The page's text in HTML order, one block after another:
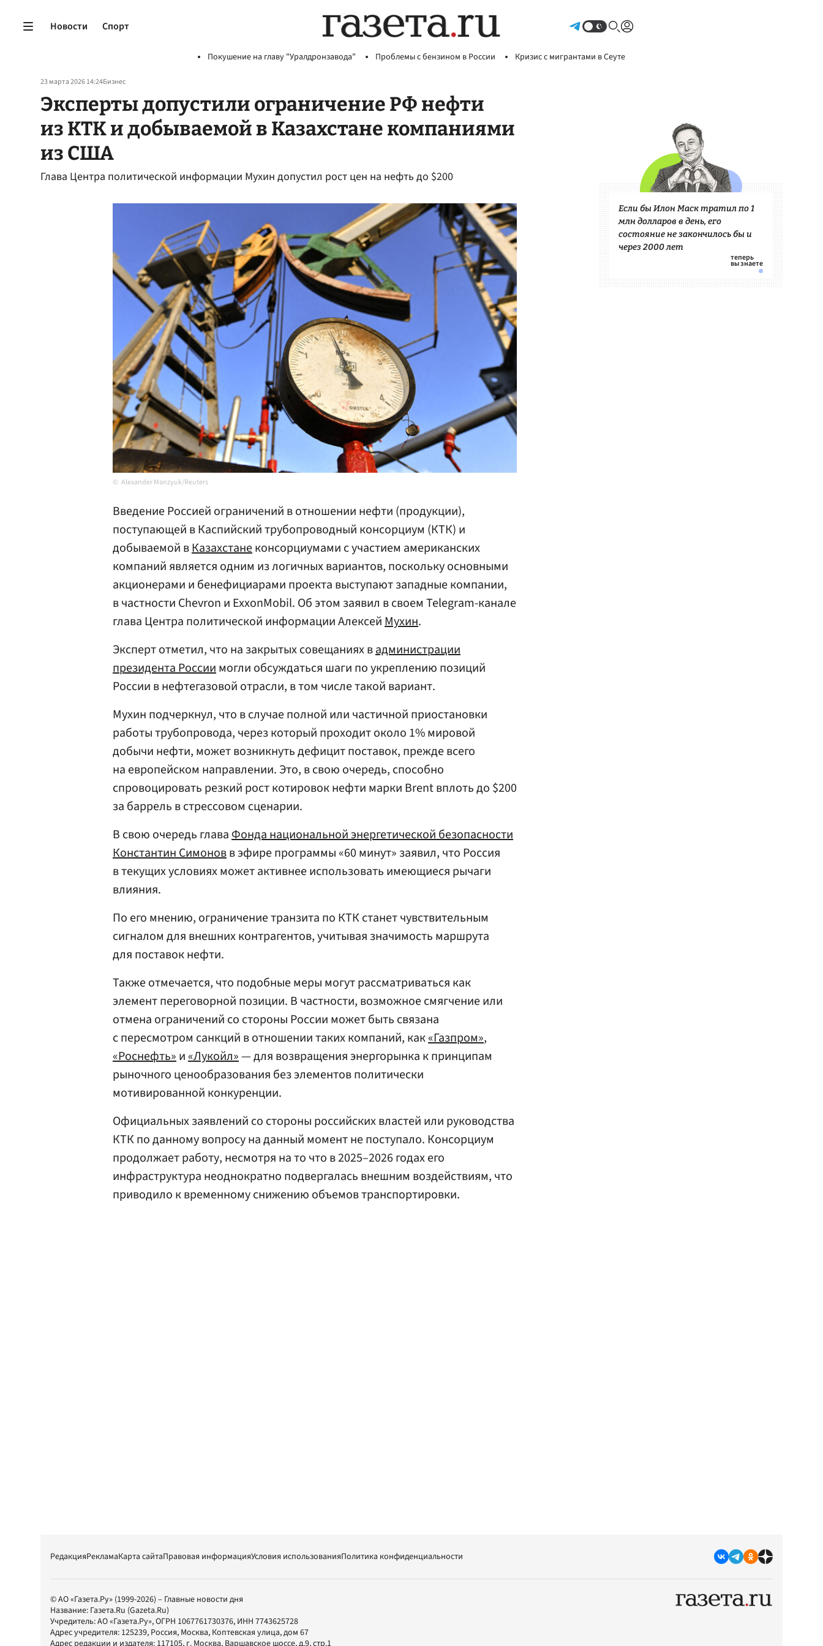
Новости Спорт
Покушение на главу "Уралдронзавода" Проблемы с бензином в России Кризис с мигрантами в Сеуте
23 марта 2026 14:24Бизнес
Эксперты допустили ограничение РФ нефти
из КТК и добываемой в Казахстане компаниями
из США
Глава Центра политической информации Мухин допустил рост цен на нефть до $200
Alexander Manzyuk/Reuters
Введение Россией ограничений в отношении нефти (продукции),
поступающей в Каспийский трубопроводный консорциум (КТК) и
добываемой вКазахстанеконсорциумами с участием американских
компаний является одним из логичных вариантов, поскольку основными
акционерами и бенефициарами проекта выступают западные компании,
в частности Chevron и ExxonMobil. Об этом заявил в своем Telegram-канале
глава Центра политической информации АлексейМухин.
Эксперт отметил, что на закрытых совещаниях вадминистрации
президента Россиимогли обсуждаться шаги по укреплению позиций
России в нефтегазовой отрасли, в том числе такой вариант.
Мухин подчеркнул, что в случае полной или частичной приостановки
работы трубопровода, через который проходит около 1% мировой
добычи нефти, может возникнуть дефицит поставок, прежде всего
на европейском направлении. Это, в свою очередь, способно
спровоцировать резкий рост котировок нефти марки Brent вплоть до $200
за баррель в стрессовом сценарии.
В свою очередь главаФонда национальной энергетической безопасности
Константин Симоновв эфире программы «60 минут» заявил, что Россия
в текущих условиях может активнее использовать имеющиеся рычаги
влияния.
По его мнению, ограничение транзита по КТК станет чувствительным
сигналом для внешних контрагентов, учитывая значимость маршрута
для поставок нефти.
Также отмечается, что подобные меры могут рассматриваться как
элемент переговорной позиции. В частности, возможное смягчение или
отмена ограничений со стороны России может быть связана
с пересмотром санкций в отношении таких компаний, как«Газпром»,
«Роснефть»и«Лукойл»— для возвращения энергорынка к принципам
рыночного ценообразования без элементов политически
мотивированной конкуренции.
Официальных заявлений со стороны российских властей или руководства
КТК по данному вопросу на данный момент не поступало. Консорциум
продолжает работу, несмотря на то что в 2025–2026 годах его
инфраструктура неоднократно подвергалась внешним воздействиям, что
приводило к временному снижению объемов транспортировки.
Если бы Илон Маск тратил по 1
млн долларов в день, его
состояние не закончилось бы и
через 2000 лет
РедакцияРекламаКарта сайтаПравовая информацияУсловия использованияПолитика конфиденциальности
© АО «Газета.Ру» (1999-2026) – Главные новости дня
Название: Газета.Ru (Gazeta.Ru)
Учредитель:АО «Газета.Ру», ОГРН 1067761730376, ИНН 7743625728
Адрес учредителя: 125239, Россия, Москва, Коптевская улица, дом 67
Адрес редакции и издателя: 117105, г. Москва, Варшавское шоссе, д.9, стр.1